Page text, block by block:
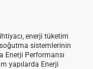
enerji tüketim
soğutma sistemlerinin
Enerji Performansı
yapılarda Enerji